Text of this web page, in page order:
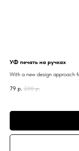
УФ печать на ручках
With a new design approach
79 р. 200 р.